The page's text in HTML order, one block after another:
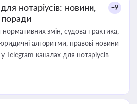
нотаріусів: новини,
поради
+9
змін, судова практика,
алгоритми, правові новини
каналах для нотаріусів